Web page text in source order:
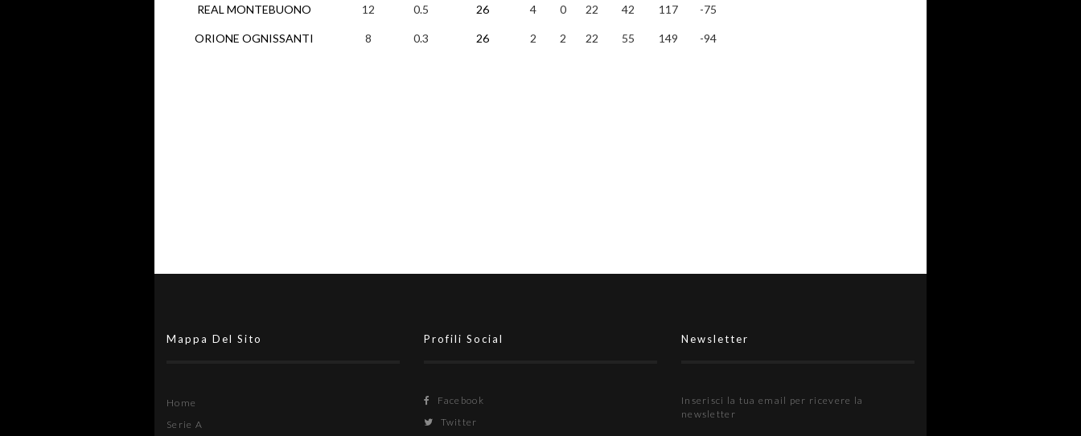
REAL MONTEBUONO
ORIONE OGNISSANTI
12 0.5 26 4 0 22 42 117 -75
8 0.3 26 2 2 22 55 149 -94
Mappa Del Sito
Home
Serie A
Profili Social
Facebook
Twitter
Newsletter
Inserisci la tua email per ricevere la
newsletter